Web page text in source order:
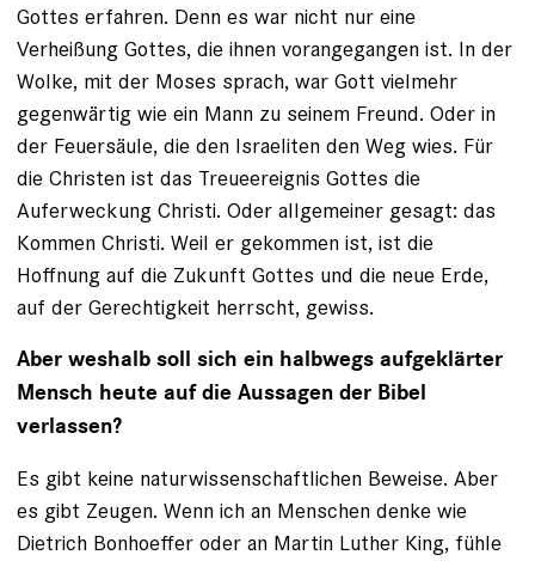
Gottes erfahren. Denn es war nicht nur eine
Verheißung Gottes, die ihnen vorangegangen ist. In der
Wolke, mit der Moses sprach, war Gott vielmehr
gegenwärtig wie ein Mann zu seinem Freund. Oder in
der Feuersäule, die den Israeliten den Weg wies. Für
die Christen ist das Treueereignis Gottes die
Auferweckung Christi. Oder allgemeiner gesagt: das
Kommen Christi. Weil er gekommen ist, ist die
Hoffnung auf die Zukunft Gottes und die neue Erde,
auf der Gerechtigkeit herrscht, gewiss.
Aber weshalb soll sich ein halbwegs aufgeklärter
Mensch heute auf die Aussagen der Bibel
verlassen?
Es gibt keine naturwissenschaftlichen Beweise. Aber
es gibt Zeugen. Wenn ich an Menschen denke wie
Dietrich Bonhoeffer oder an Martin Luther King, fühle